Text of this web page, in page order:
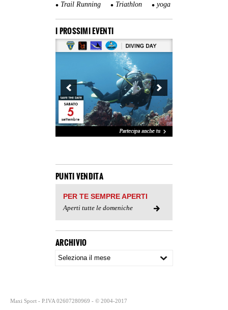
Trail Running
Triathlon yoga
I PROSSIMI EVENTI
PUNTI VENDITA
PER TE SEMPRE APERTI
Aperti tutte le domeniche
ARCHIVIO
Maxi Sport - P.IVA 02607280969 - © 2004-2017